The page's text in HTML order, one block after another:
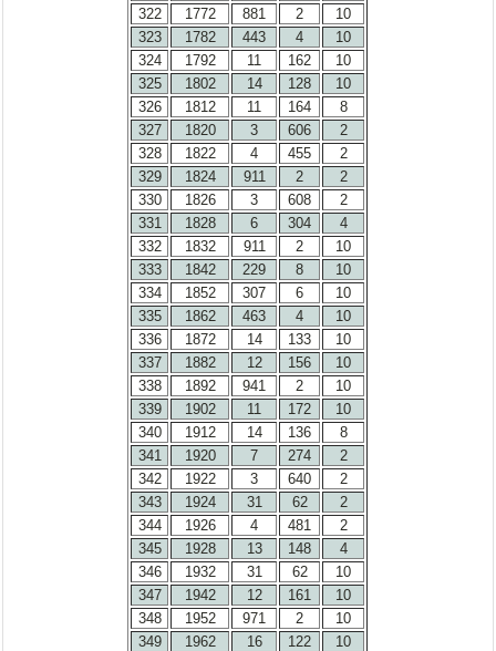
322
1772 881 2
10
323
1782 443 4
10
324
1792 11 162
10
325
1802 14 128
10
326
1812 11 164
8
327
1820 3 606
2
328
1822 4 455
2
329
1824 911 2
2
330
1826 3 608
2
331
1828 6 304
4
332
1832 911 2
10
333
1842 229 8
10
334
1852 307 6
10
335
1862 463 4
10
336
1872 14 133
10
337
1882 12 156
10
338
1892 941 2
10
339
1902 11 172
10
340
1912 14 136
8
341
1920 7 274
2
342
1922 3 640
2
343
1924 31 62
2
344
1926 4 481
2
345
1928 13 148
4
346
1932 31 62
10
347
1942 12 161
10
348
1952 971 2
10
349
1962 16 122
10